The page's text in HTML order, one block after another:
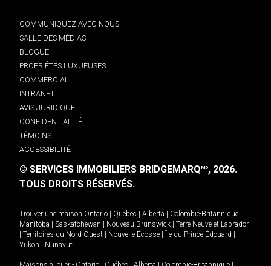
COMMUNIQUEZ AVEC NOUS
SALLE DES MÉDIAS
BLOGUE
PROPRIÉTÉS LUXUEUSES
COMMERCIAL
INTRANET
AVIS JURIDIQUE
CONFIDENTIALITÉ
TÉMOINS
ACCESSIBILITÉ
© SERVICES IMMOBILIERS BRIDGEMARQMD, 2026.
TOUS DROITS RÉSERVÉS.
Trouver une maison Ontario Québec Alberta Colombie-Britannique
Manitoba
Saskatchewan Nouveau-Brunswick
Terre-Neuve-et-Labrador
Territoires du Nord-Ouest Nouvelle-Écosse Île-du-Prince-Édouard
Yukon
Nunavut.